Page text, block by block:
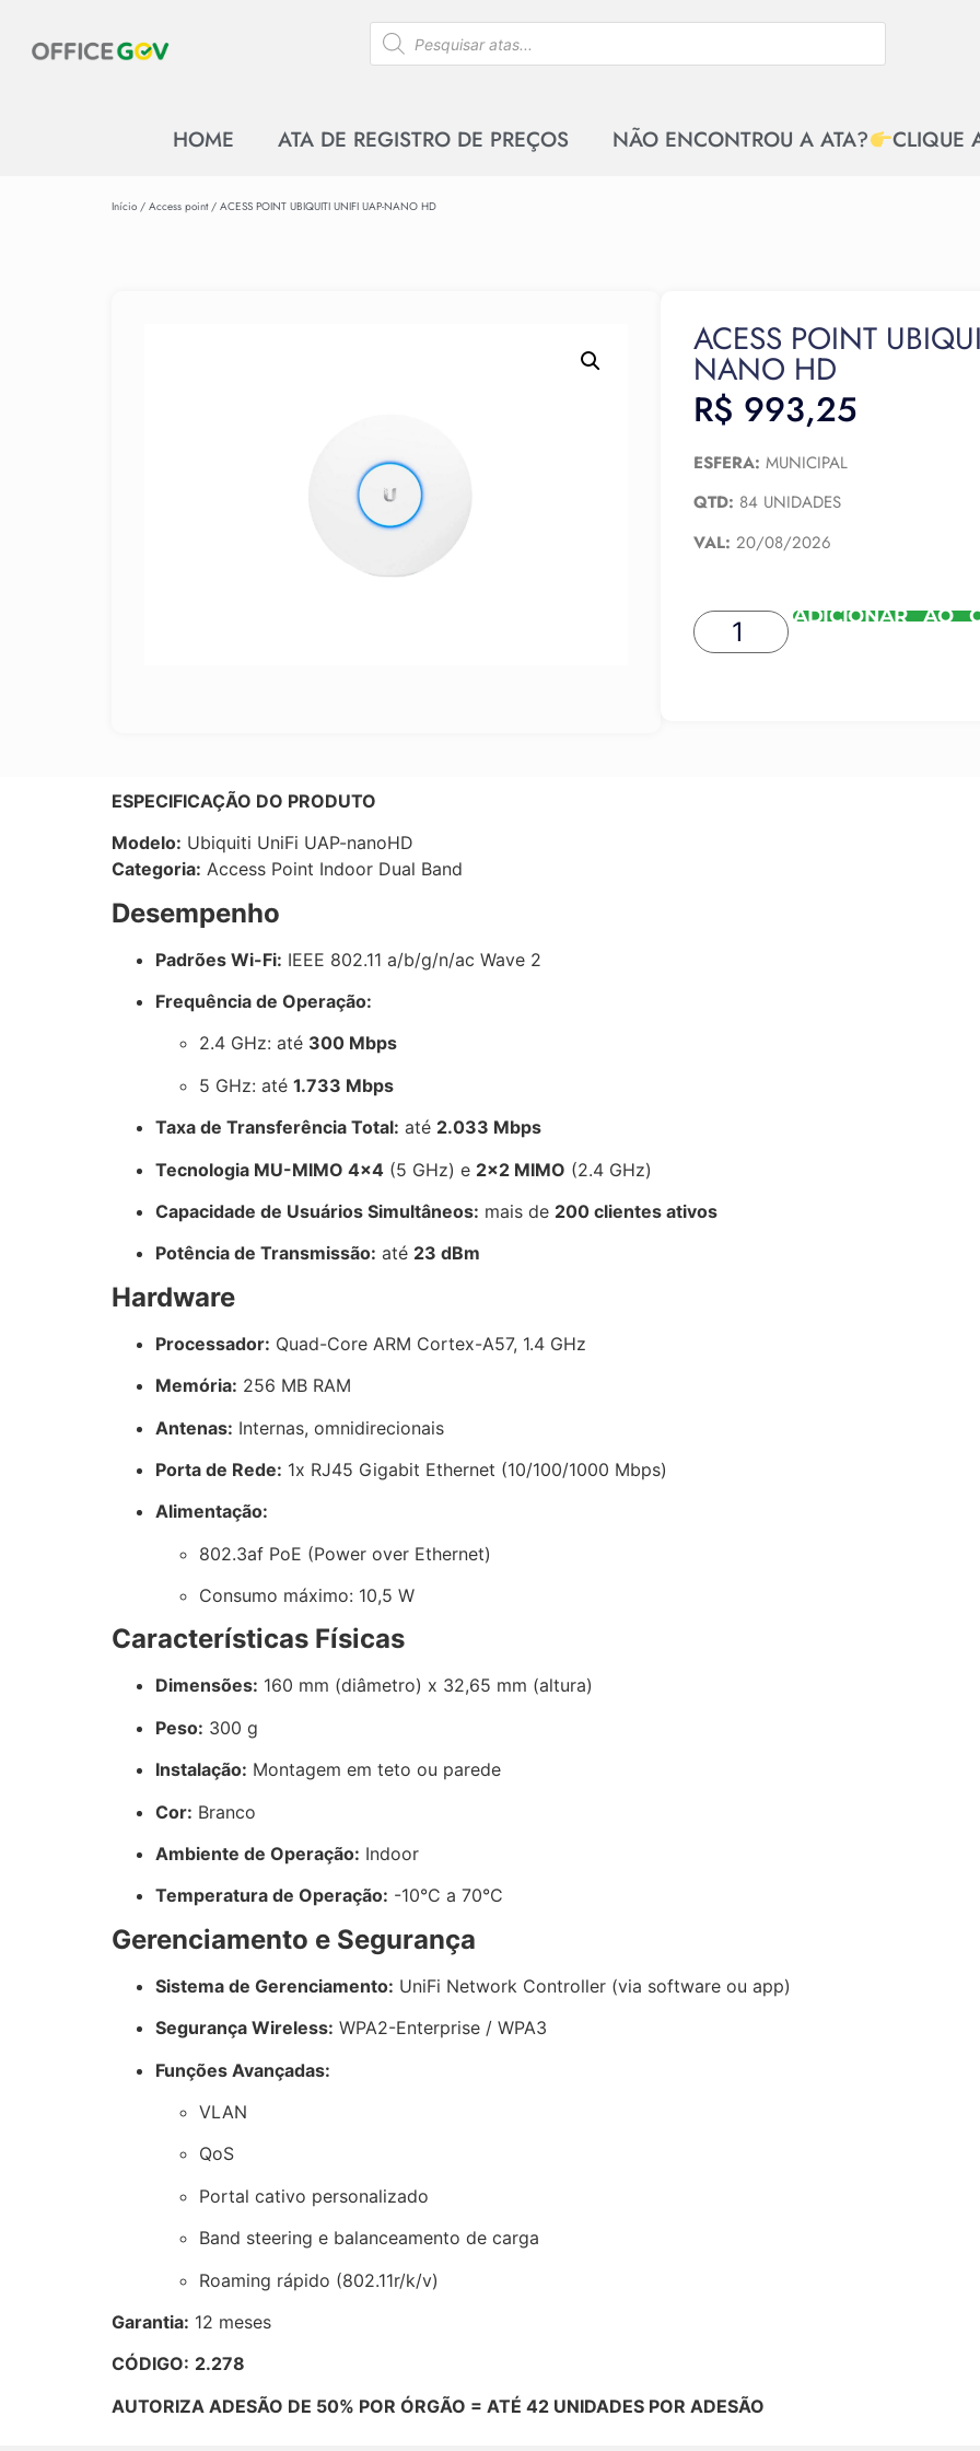
HOME ATA DE REGISTRO DE PREÇOS NÃO ENCONTROU A ATA? CLIQUE
Início / Access point/ ACESS POINT UBIQUITI UNIFI UAP-NANO HD
ACESS POINT
NANO HD
R$ 993,25
ESFERA: MUNICIPAL
QTD: 84 UNIDADES
VAL: 20/08/2026
ADICIONAR AO
ESPECIFICAÇÃO DO PRODUTO
Modelo: Ubiquiti UniFi UAP-nanoHD
Categoria: Access Point Indoor Dual Band
Desempenho
Padrões Wi-Fi: IEEE 802.11 a/b/g/n/ac Wave 2
Frequência de Operação:
2.4 GHz: até 300 Mbps
5 GHz: até 1.733 Mbps
Taxa de Transferência Total: até 2.033 Mbps
Tecnologia MU-MIMO 4×4 (5 GHz) e 2×2 MIMO (2.4 GHz)
Capacidade de Usuários Simultâneos: mais de 200 clientes ativos
Potência de Transmissão: até 23 dBm
Hardware
Processador: Quad-Core ARM Cortex-A57, 1.4 GHz
Memória: 256 MB RAM
Antenas: Internas, omnidirecionais
Porta de Rede: 1x RJ45 Gigabit Ethernet (10/100/1000 Mbps)
Alimentação:
802.3af PoE (Power over Ethernet)
Consumo máximo: 10,5 W
Características Físicas
Dimensões: 160 mm (diâmetro) x 32,65 mm (altura)
Peso: 300 g
Instalação: Montagem em teto ou parede
Cor: Branco
Ambiente de Operação: Indoor
Temperatura de Operação: -10°C a 70°C
Gerenciamento e Segurança
Sistema de Gerenciamento: UniFi Network Controller (via software ou app)
Segurança Wireless: WPA2-Enterprise / WPA3
Funções Avançadas:
VLAN
QoS
Portal cativo personalizado
Band steering e balanceamento de carga
Roaming rápido (802.11r/k/v)
Garantia: 12 meses
CÓDIGO: 2.278
AUTORIZA ADESÃO DE 50% POR ÓRGÃO = ATÉ 42 UNIDADES POR ADESÃO